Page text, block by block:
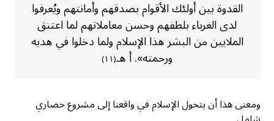
القدوة بين أولئك الأقوام بصدقهم وأمانتهم ويُعرفوا
لدى الغرباء بلطفهم وحسن معاملاتهم لما اعتنق
الملايين من البشر هذا الإسلام ولما دخلوا في هديه
ورحمته». أ هـ(١١)
ومعنى هذا أن يتحول الإسلام في واقعنا إلى مشروع حضاري